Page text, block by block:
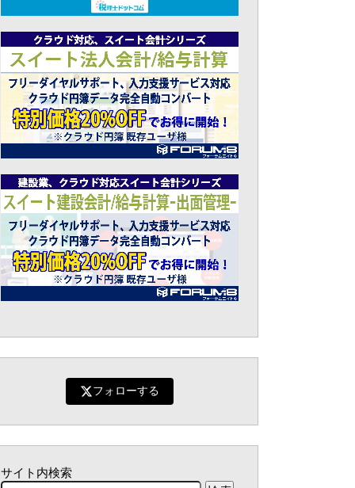
フォローする
サイト内検索